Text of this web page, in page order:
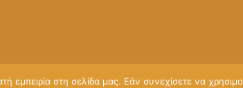
στη σελίδα μας. Εάν συνεχίσετε να